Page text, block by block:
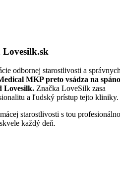
odbornej starostlivosti a
MKP preto vsádza na
Lovesilk. Značka LoveSilk zasa
a ľudský prístup tejto kliniky.
starostlivosti s tou
každý deň.